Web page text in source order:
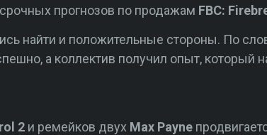
прогнозов по продажам FBC:
найти и положительные стороны. По
а коллектив получил опыт,
2и ремейков двух Max Payne